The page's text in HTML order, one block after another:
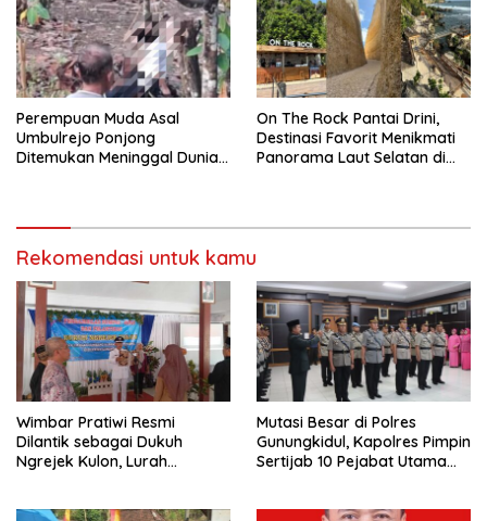
Perempuan Muda Asal
Umbulrejo Ponjong
Ditemukan Meninggal Dunia
On The Rock Pantai Drini,
Destinasi Favorit Menikmati
Panorama Laut Selatan di
Rekomendasi untuk kamu
Wimbar Pratiwi Resmi
Dilantik sebagai Dukuh
Ngrejek Kulon, Lurah
Mutasi Besar di Polres
Gunungkidul, Kapolres Pimpin
Sertijab 10 Pejabat Utama